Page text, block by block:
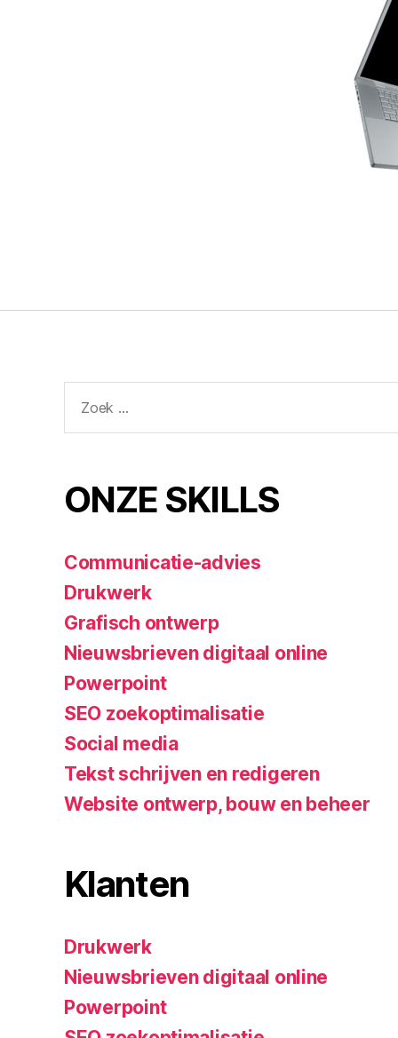
ONZE SKILLS
Communicatie-advies
Drukwerk
Grafisch ontwerp
Nieuwsbrieven digitaal online
Powerpoint
SEO zoekoptimalisatie
Social media
Tekst schrijven en redigeren
Website ontwerp, bouw en beheer
Klanten
Drukwerk
Nieuwsbrieven digitaal online
Powerpoint